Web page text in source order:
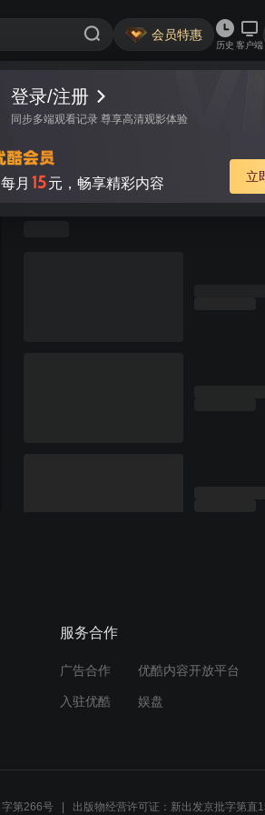
会员特惠
历史 客户端
登录/注册
同步多端观看记录 尊享高清观影体验
月 15元，畅享精彩内容 立
服务合作
广告合作 优酷内容开放平台
入驻优酷 娱盘
第266号 出版物经营许可证：新出发京批字第直